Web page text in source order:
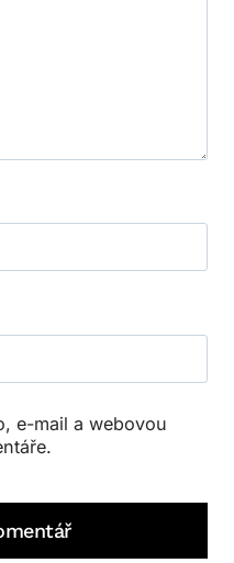
e-mail a webovou